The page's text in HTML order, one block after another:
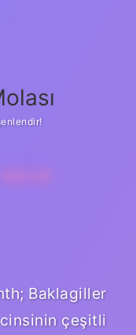
Baklagiller
çeşitli